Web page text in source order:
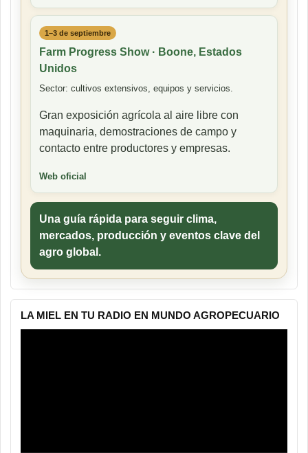
1–3 de septiembre
Farm Progress Show · Boone, Estados
Unidos
Sector: cultivos extensivos, equipos y servicios.
Gran exposición agrícola al aire libre con
maquinaria, demostraciones de campo y
contacto entre productores y empresas.
Web oficial
Una guía rápida para seguir clima,
mercados, producción y eventos clave del
agro global.
LA MIEL EN TU RADIO EN MUNDO AGROPECUARIO